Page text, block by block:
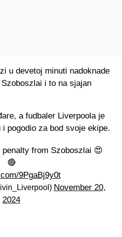
u devetoj minuti nadoknade
i to na sjajan
a fudbaler Liverpoola je
pogodio za bod svoje ekipe.
from Szoboszlai 😍
🔴
9PgaBj9y0t
November 20,
2024